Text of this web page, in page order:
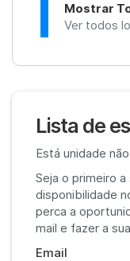
Mostrar
Ver todos
Lista de
Está unidade
Seja o primeiro
disponibilidade
perca a
mail e fazer a
Email